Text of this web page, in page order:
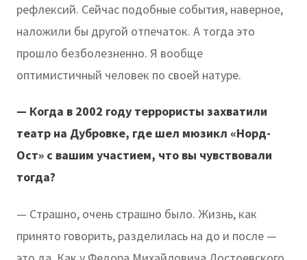
рефлексий. Сейчас подобные события, наверное,
наложили бы другой отпечаток. А тогда это
прошло безболезненно. Я вообще
оптимистичный человек по своей натуре.
— Когда в 2002 году террористы захватили
театр на Дубровке, где шел мюзикл «Норд-
Ост» с вашим участием, что вы чувствовали
тогда?
— Страшно, очень страшно было. Жизнь, как
принято говорить, разделилась на до и после —